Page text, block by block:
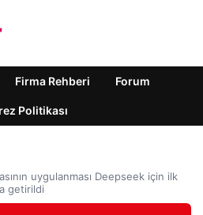
Firma Rehberi Forum
Politikası
uygulanması Deepseek için ilk
getirildi